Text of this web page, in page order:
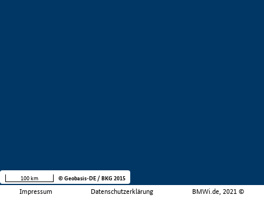
Impressum Datenschutzerklärung BMWi.de, 2021 ©
100 km © Geobasis-DE / BKG 2015